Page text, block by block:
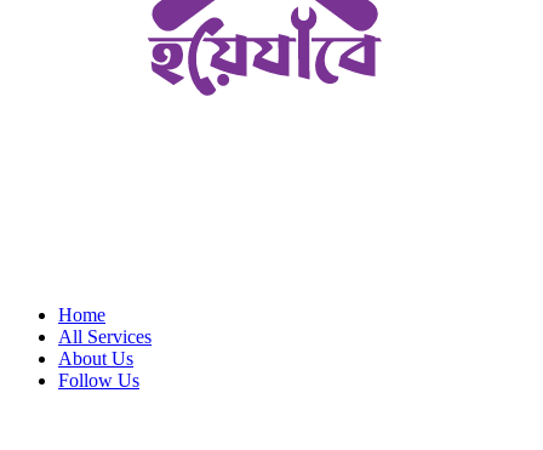
Home
All Services
About Us
Follow Us